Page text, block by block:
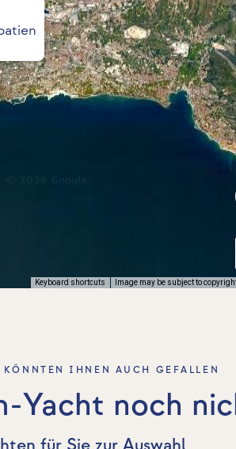
Keyboard shortcuts Image may be subject to
IHNEN AUCH GEFALLEN
Yacht noch